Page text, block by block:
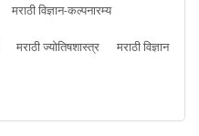
मराठी विज्ञान-कल्पनारम्य
मराठी ज्योतिषशास्त्र
मराठी विज्ञान